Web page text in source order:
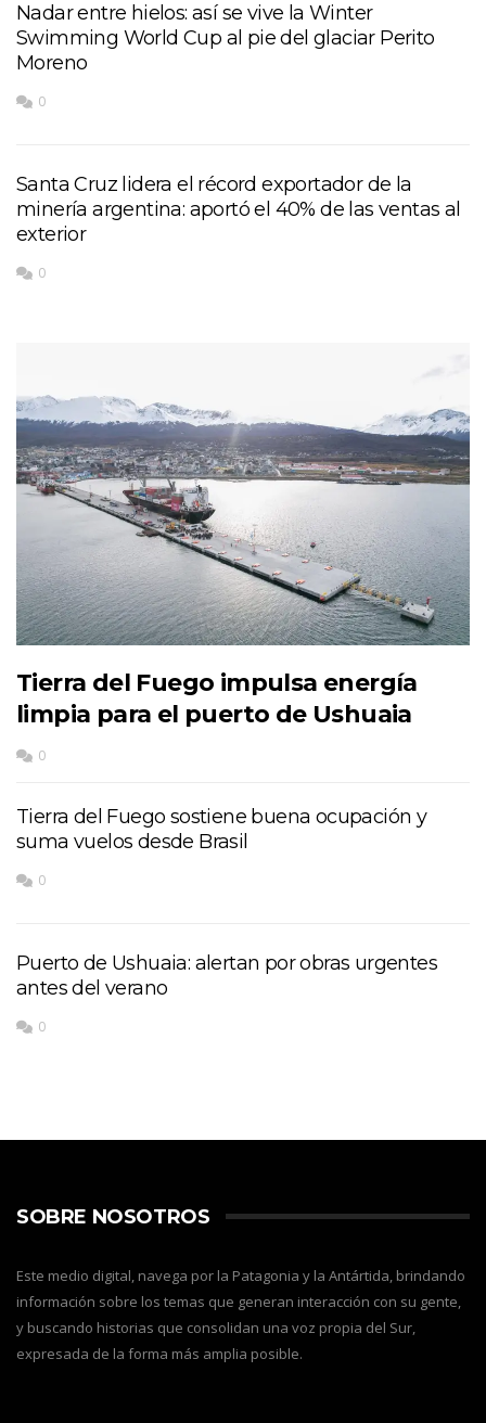
Nadar entre hielos: así se vive la Winter
Swimming World Cup al pie del glaciar Perito
Moreno
0
Santa Cruz lidera el récord exportador de la
minería argentina: aportó el 40% de las ventas al
exterior
0
Tierra del Fuego impulsa energía
limpia para el puerto de Ushuaia
0
Tierra del Fuego sostiene buena ocupación y
suma vuelos desde Brasil
0
Puerto de Ushuaia: alertan por obras urgentes
antes del verano
0
SOBRE NOSOTROS
Este medio digital, navega por la Patagonia y la Antártida, brindando
información sobre los temas que generan interacción con su gente,
y buscando historias que consolidan una voz propia del Sur,
expresada de la forma más amplia posible.